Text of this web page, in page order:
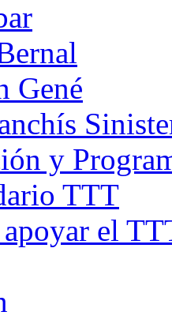
Gené
y
TTT
apoyar el